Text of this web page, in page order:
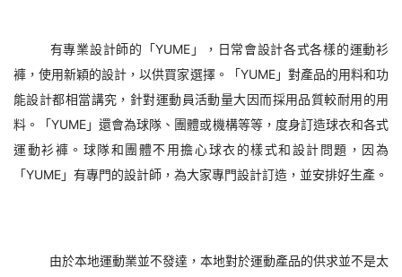
有專業設計師的「YUME」，日常會設計各式各樣的運動衫
褲，使用新穎的設計，以供買家選擇。「YUME」對產品的用料和功
能設計都相當講究，針對運動員活動量大因而採用品質較耐用的用
料。「YUME」還會為球隊、團體或機構等等，度身訂造球衣和各式
運動衫褲。球隊和團體不用擔心球衣的樣式和設計問題，因為
「YUME」有專門的設計師，為大家專門設計訂造，並安排好生產。
由於本地運動業並不發達，本地對於運動產品的供求並不是太